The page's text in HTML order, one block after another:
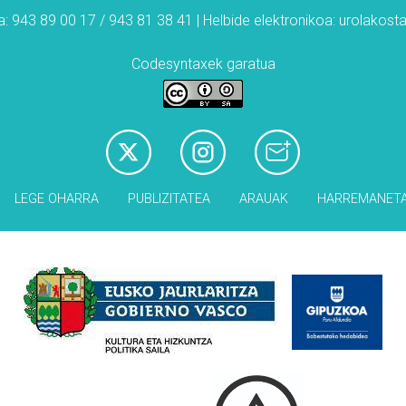
943 89 00 17 / 943 81 38 41 | Helbide elektronikoa:
Codesyntaxek garatua
LEGE OHARRA PUBLIZITATEA ARAUAK